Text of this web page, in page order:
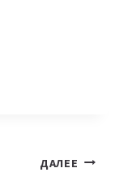
ДАЛЕЕ